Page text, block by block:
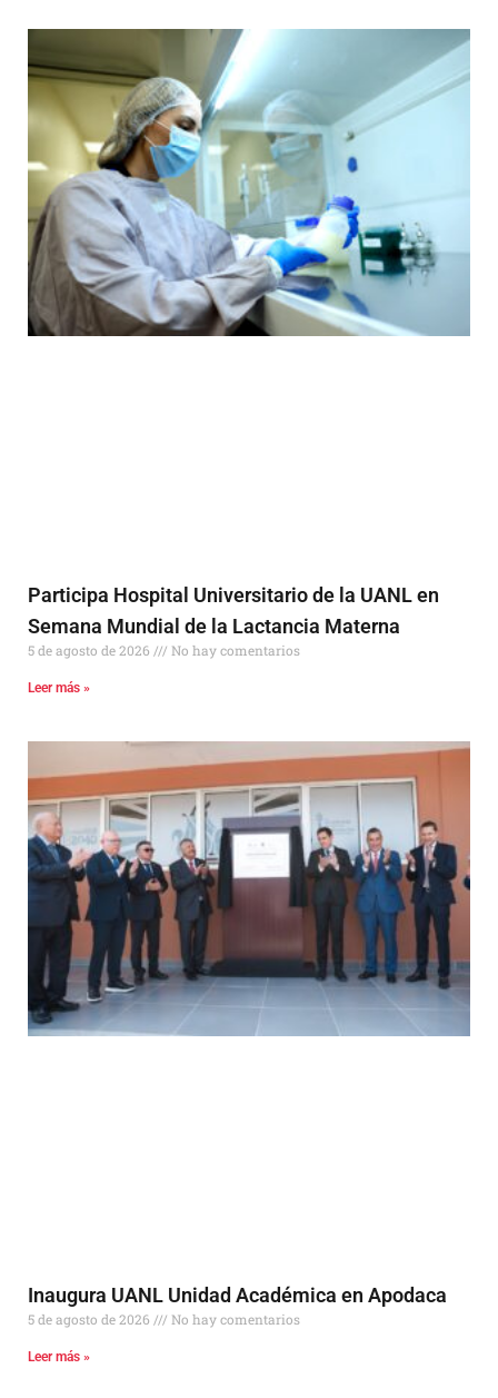
Participa Hospital Universitario de la UANL en
Semana Mundial de la Lactancia Materna
5 de agosto de 2026 No hay comentarios
Leer más »
Inaugura UANL Unidad Académica en Apodaca
5 de agosto de 2026 No hay comentarios
Leer más »